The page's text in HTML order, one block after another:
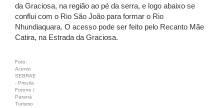
da Graciosa, na região ao pé da serra, e logo abaixo se
conflui com o Rio São João para formar o Rio
Nhundiaquara. O acesso pode ser feito pelo Recanto Mãe
Catira, na Estrada da Graciosa.
Foto:
Acervo
SEBRAE
- Priscila
Forone /
Paraná
Turismo